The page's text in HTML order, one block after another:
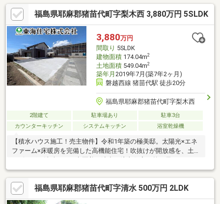
四季折々の自然を感じながら、日常の喧騒から解放されたリゾー
トライフを心ゆくまで楽しんでいただけます。
福島県耶麻郡猪苗代町字梨木西 3,880万円 5SLDK
3,880万円
間取り 5SLDK
建物面積174.04m2
土地面積549.04m2
築年月 2019年7月(築7年2ヶ月)
磐越西線 猪苗代駅 徒歩20分
福島県耶麻郡猪苗代町字梨木西
2階建て 駐車場あり
駐車3台
カウンターキッチン
システムキッチン 浴室乾燥機
【積水ハウス施工！売主物件】令和1年築の極美邸。太陽光×エネ
ファーム×床暖房を完備した高機能住宅！吹抜けが開放感を、土間
福の住まい。
福島県耶麻郡猪苗代町字清水 500万円 2LDK